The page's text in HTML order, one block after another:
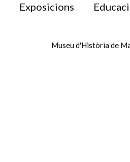
Exposicions
Museu d'Història de